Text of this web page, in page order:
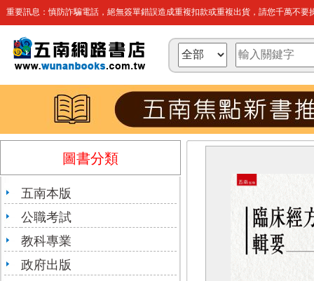
重要訊息：慎防詐騙電話，絕無簽單錯誤造成重複扣款或重複出貨，請您千萬不要
圖書分類
五南本版
公職考試
教科專業
政府出版